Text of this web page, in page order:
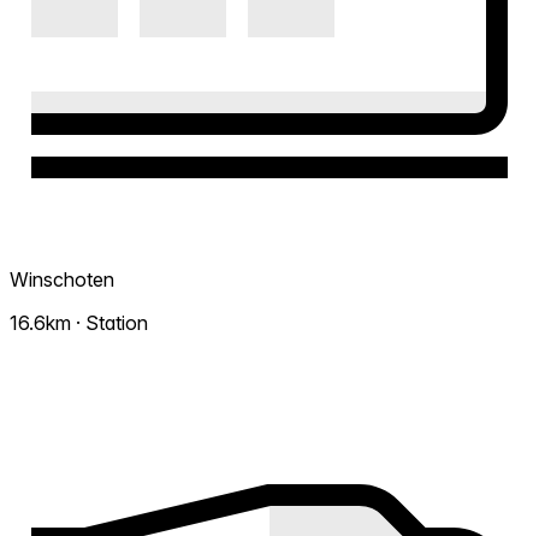
Winschoten
16.6km · Station